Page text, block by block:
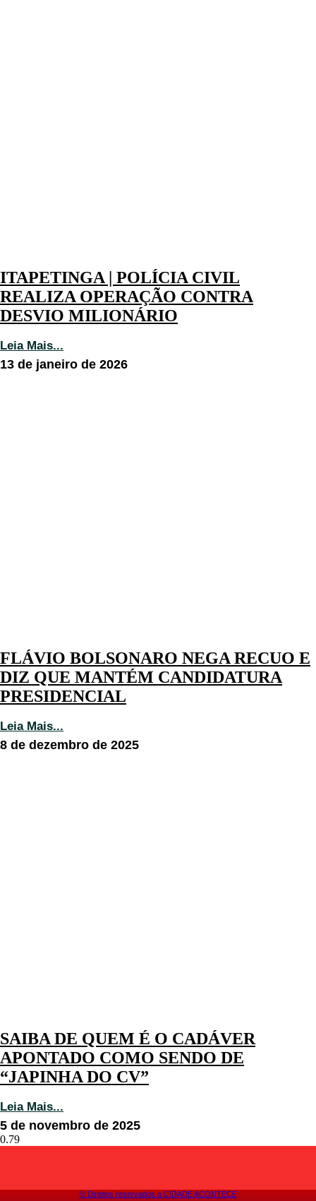
ITAPETINGA | POLÍCIA CIVIL
REALIZA OPERAÇÃO CONTRA
DESVIO MILIONÁRIO
Leia Mais...
13 de janeiro de 2026
FLÁVIO BOLSONARO NEGA RECUO E
DIZ QUE MANTÉM CANDIDATURA
PRESIDENCIAL
Leia Mais...
8 de dezembro de 2025
SAIBA DE QUEM É O CADÁVER
APONTADO COMO SENDO DE
“JAPINHA DO CV”
Leia Mais...
5 de novembro de 2025
©️ Direitos reservados a CIDADE ACONTECE